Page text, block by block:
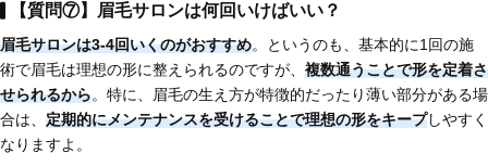
【質問⑦】眉毛サロンは何回いけばいい？
眉毛サロンは3-4回いくのがおすすめ。というのも、基本的に1回の施
術で眉毛は理想の形に整えられるのですが、 複数通うことで形を定着さ
せられるから。特に、眉毛の生え方が特徴的だったり薄い部分がある場
合は、 定期的にメンテナンスを受けることで理想の形をキープしやすく
なりますよ。